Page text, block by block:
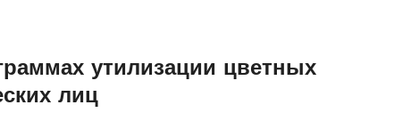
утилизации цветных
лиц